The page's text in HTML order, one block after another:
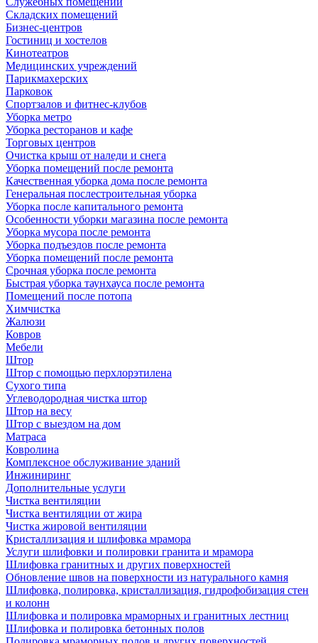
Складских помещений
Бизнес-центров
Гостиниц и хостелов
Кинотеатров
Медицинских учреждений
Парикмахерских
Парковок
Спортзалов и фитнес-клубов
Уборка метро
Уборка ресторанов и кафе
Торговых центров
Очистка крыш от наледи и снега
Уборка помещений после ремонта
Качественная уборка дома после ремонта
Генеральная послестроительная уборка
Уборка после капитального ремонта
Особенности уборки магазина после ремонта
Уборка мусора после ремонта
Уборка подъездов после ремонта
Уборка помещений после ремонта
Срочная уборка после ремонта
Быстрая уборка таунхауса после ремонта
Помещений после потопа
Химчистка
Жалюзи
Ковров
Мебели
Штор
Штор с помощью перхлорэтилена
Сухого типа
Углеводородная чистка штор
Штор на весу
Штор с выездом на дом
Матраса
Ковролина
Комплексное обслуживание зданий
Инжиниринг
Дополнительные услуги
Чистка вентиляции
Чистка вентиляции от жира
Чистка жировой вентиляции
Кристаллизация и шлифовка мрамора
Услуги шлифовки и полировки гранита и мрамора
Шлифовка гранитных и других поверхностей
Обновление швов на поверхности из натурального камня
Шлифовка, полировка, кристаллизация, гидрофобизация стен
и колонн
Шлифовка и полировка мраморных и гранитных лестниц
Шлифовка и полировка бетонных полов